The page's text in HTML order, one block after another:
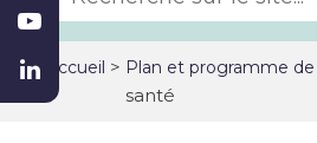
Accueil > Plan et programme de
santé